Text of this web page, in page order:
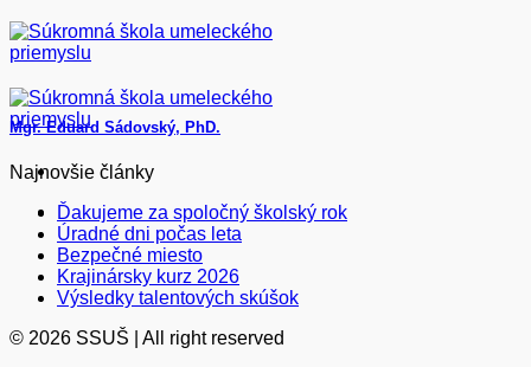
Skip
to
content
Mgr. Eduard Sádovský, PhD.
Najnovšie články
Ďakujeme za spoločný školský rok
Úradné dni počas leta
Bezpečné miesto
Krajinársky kurz 2026
Výsledky talentových skúšok
© 2026 SSUŠ | All right reserved